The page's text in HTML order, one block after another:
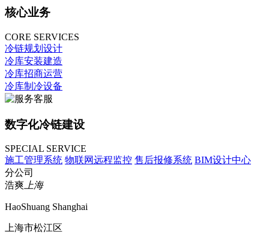
核心业务
CORE SERVICES
冷链规划设计
冷库安装建造
冷库招商运营
冷库制冷设备
数字化冷链建设
SPECIAL SERVICE
施工管理系统 物联网远程监控 售后报修系统 BIM设计中心
分公司
浩爽上海
HaoShuang Shanghai
上海市松江区